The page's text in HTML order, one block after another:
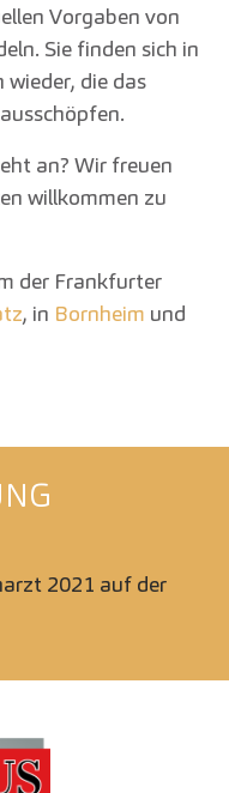
Vorgaben von
Sie finden sich in
die das
an? Wir freuen
willkommen zu
der Frankfurter
, in Bornheim und
2021 auf der